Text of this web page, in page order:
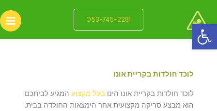
פתח סרגל נגישות
לתוכן
053-745-2281
לוכד חולדות בקריית אונו
לוכד חולדות בקריית אונו הינו בעל מקצוע המגיע לביתכם.
הוא מבצע סריקה מקצועית אחר הימצאות החולדה בבית.